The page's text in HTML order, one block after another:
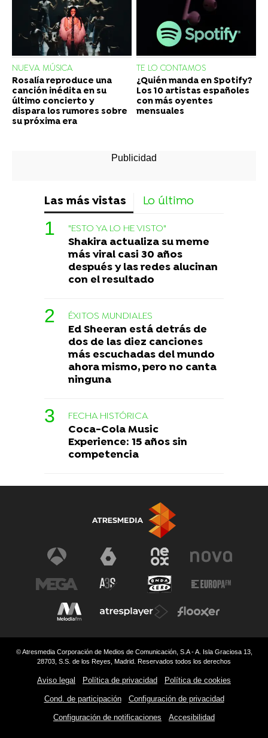
NUEVA MÚSICA
Rosalía reproduce una
canción inédita en su
último concierto y
dispara los rumores sobre
su próxima era
TE LO CONTAMOS
¿Quién manda en Spotify?
Los 10 artistas españoles
con más oyentes
mensuales
Las más vistas Lo último
"ESTO YA LO HE VISTO"
Shakira actualiza su meme
más viral casi 30 años
después y las redes alucinan
con el resultado
ÉXITOS MUNDIALES
Ed Sheeran está detrás de
dos de las diez canciones
más escuchadas del mundo
ahora mismo, pero no canta
ninguna
FECHA HISTÓRICA
Coca-Cola Music
Experience: 15 años sin
competencia
© Atresmedia Corporación de Medios de Comunicación, S.A - A. Isla Graciosa 13,
28703, S.S. de los Reyes, Madrid. Reservados todos los derechos
Aviso legal Política de privacidad Política de cookies
Cond. de participación Configuración de privacidad
Configuración de notificaciones Accesibilidad